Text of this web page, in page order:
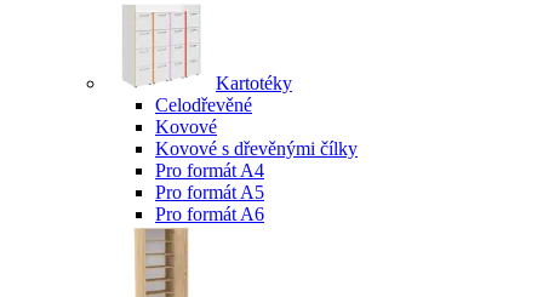
Kartotéky
Celodřevěné
Kovové
Kovové s dřevěnými čílky
Pro formát A4
Pro formát A5
Pro formát A6